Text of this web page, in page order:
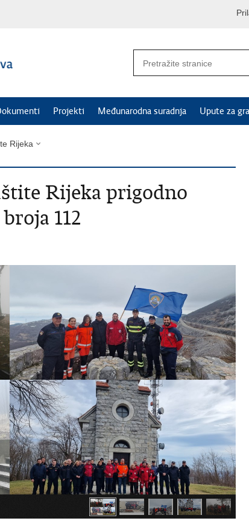
Projekti Međunarodna suradnja Upute za
Rijeka
Rijeka prigodno
112